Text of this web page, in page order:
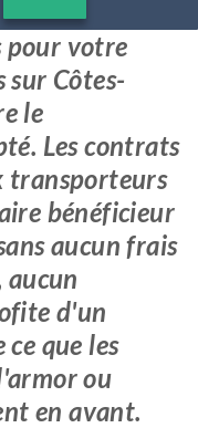
pour votre
Côtes-
le
Les contrats
transporteurs
bénéficieur
aucun frais
aucun
d'un
que les
ou
en avant.